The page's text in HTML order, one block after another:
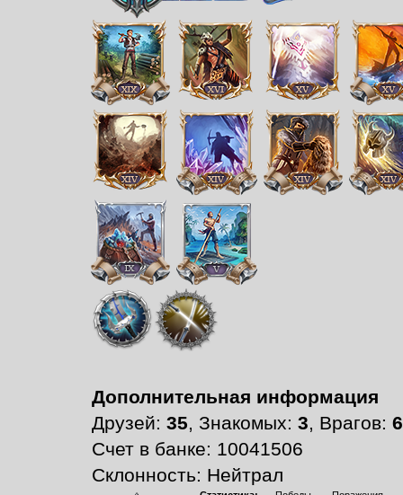
Дополнительная информация
Друзей: 35, Знакомых: 3, Врагов: 6
Счет в банке: 10041506
Склонность: Нейтрал